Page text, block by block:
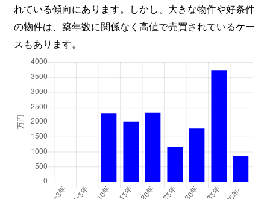
れている傾向にあります。しかし、大きな物件や好条件
の物件は、築年数に関係なく高値で売買されているケー
スもあります。